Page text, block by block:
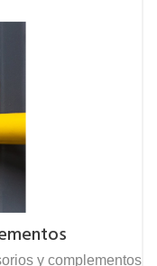
y complementos